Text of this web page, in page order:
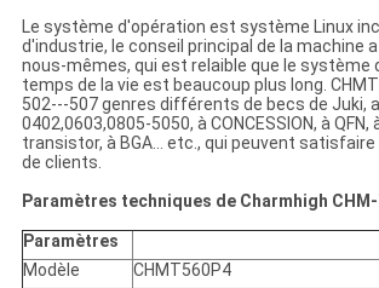
Le système d'opération est système Linux
d'industrie, le conseil principal de la machine
nous-mêmes, qui est relaible que le système
temps de la vie est beaucoup plus long.
502---507 genres différents de becs de Juki,
0402,0603,0805-5050, à CONCESSION, à QFN,
transistor, à BGA… etc., qui peuvent satisfaire
de clients.
Paramètres techniques de Charmhigh
Paramètres
Modèle
CHMT560P4